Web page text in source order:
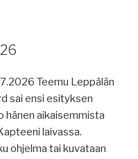
Teemu Leppälän
sai ensi esityksen
hänen aikaisemmista
laivassa.
ohjelma tai kuvataan